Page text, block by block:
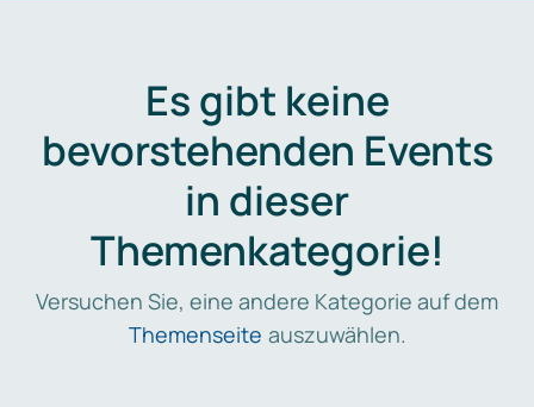
Es gibt keine
bevorstehenden Events
in dieser
Themenkategorie!
Versuchen Sie, eine andere Kategorie auf dem
Themenseite auszuwählen.